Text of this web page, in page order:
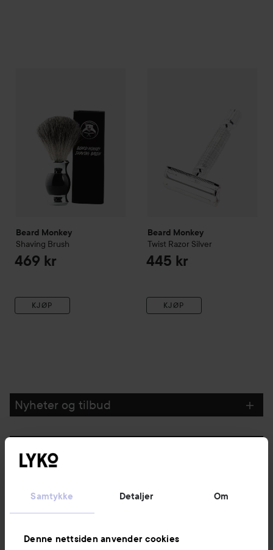
Samtykke Detaljer Om
Denne nettsiden anvender cookies
Beard Monkey
Shaving Brush
469 kr
KJØP
Beard Monkey
Twist Razor Silver
445 kr
KJØP
Nyheter og tilbud
Kundeservice
Informasjon